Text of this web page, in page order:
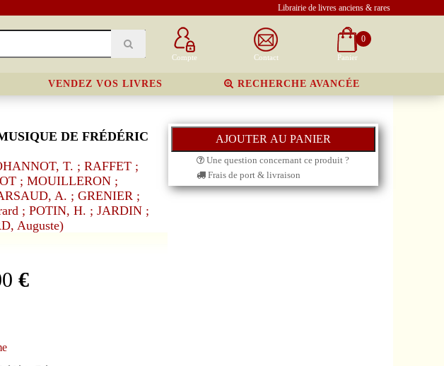
Librairie de livres anciens & rares
Compte Contact
0
Panier
VENDEZ VOS LIVRES RECHERCHE AVANCÉE
DE FRÉDÉRIC
T. ; RAFFET ;
; MOUILLERON ;
A. ; GRENIER ;
; POTIN, H. ; JARDIN ;
Auguste)
€
Une question concernant ce produit ?
Frais de port & livraison